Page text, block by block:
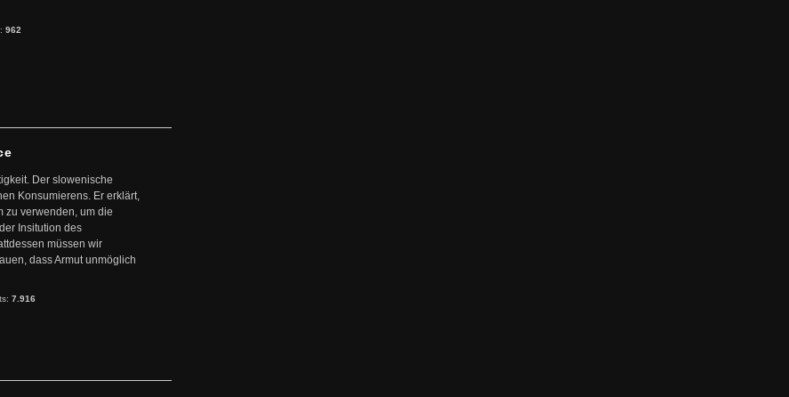
962
Der slowenische
Konsumierens. Er erklärt,
zu verwenden, um die
Insitution des
müssen wir
dass Armut unmöglich
7.916